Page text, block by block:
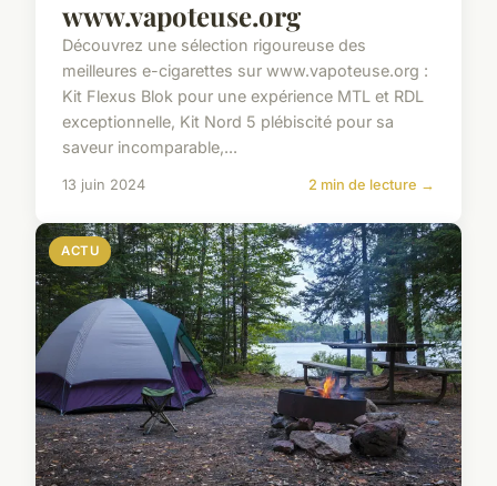
www.vapoteuse.org
Découvrez une sélection rigoureuse des
meilleures e-cigarettes sur www.vapoteuse.org :
Kit Flexus Blok pour une expérience MTL et RDL
exceptionnelle, Kit Nord 5 plébiscité pour sa
saveur incomparable,...
13 juin 2024 2 min de lecture →
ACTU